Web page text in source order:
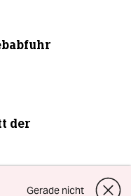
der
Bildung
Gerade nicht